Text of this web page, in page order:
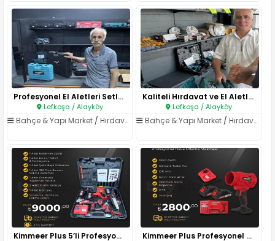
Profesyonel El Aletleri Setler..
Lefkoşa / Alayköy
Bahçe & Yapı Market / Hırdavat & El Aletleri
Kaliteli Hırdavat ve El Aletle..
Lefkoşa / Alayköy
Bahçe & Yapı Market /Hırdavat & El Aletleri
Kimmeer Plus 5’li Profesyonel .. Kimmeer Plus Profesyonel Hava ..